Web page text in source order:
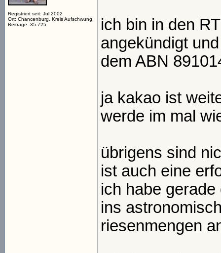
Registriert seit: Jul 2002
Ort: Chancenburg, Kreis Aufschwung
Beiträge: 35.725
ich bin in den
angekündigt
dem ABN
ja kakao ist
werde im mal
übrigens sind
ist auch eine
ich habe
ins
riesenmengen